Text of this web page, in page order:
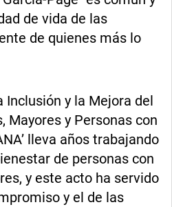
de vida de las
de quienes más lo
Inclusión y la Mejora del
Mayores y Personas con
lleva años trabajando
de personas con
y este acto ha servido
y el de las